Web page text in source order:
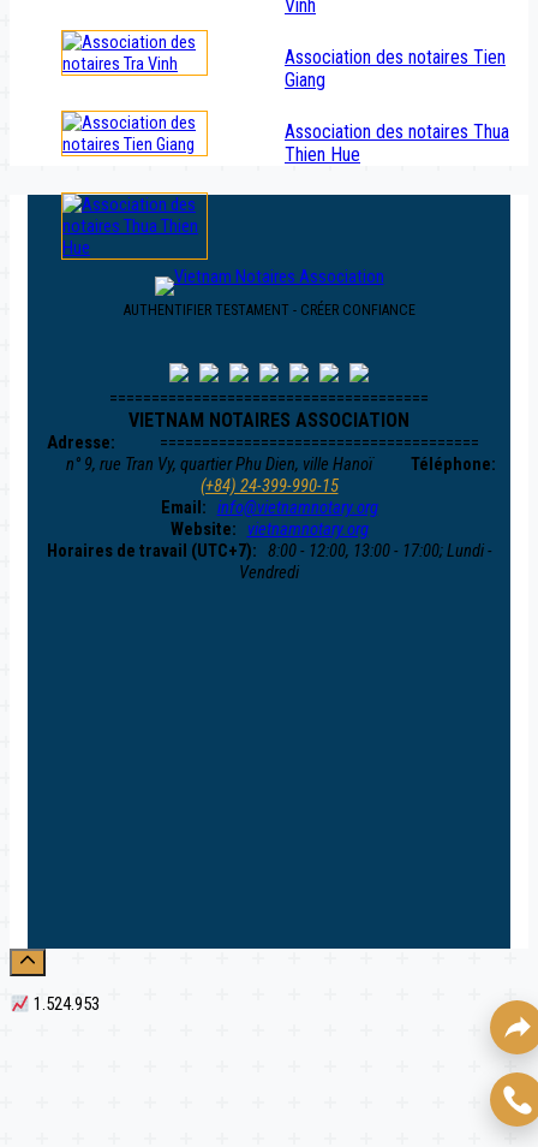
Vinh
Association des notaires Tien
Giang
Association des notaires Thua
Thien Hue
AUTHENTIFIER TESTAMENT - CRÉER CONFIANCE
======================================
VIETNAM NOTAIRES ASSOCIATION
======================================
Adresse:
n° 9, rue Tran Vy, quartier Phu Dien, ville Hanoï
Téléphone:
(+84) 24-399-990-15
Email: info@vietnamnotary.org
Website:
vietnamnotary.org
Horaires de travail (UTC+7): 8:00 - 12:00, 13:00 - 17:00; Lundi -
Vendredi
1.524.953